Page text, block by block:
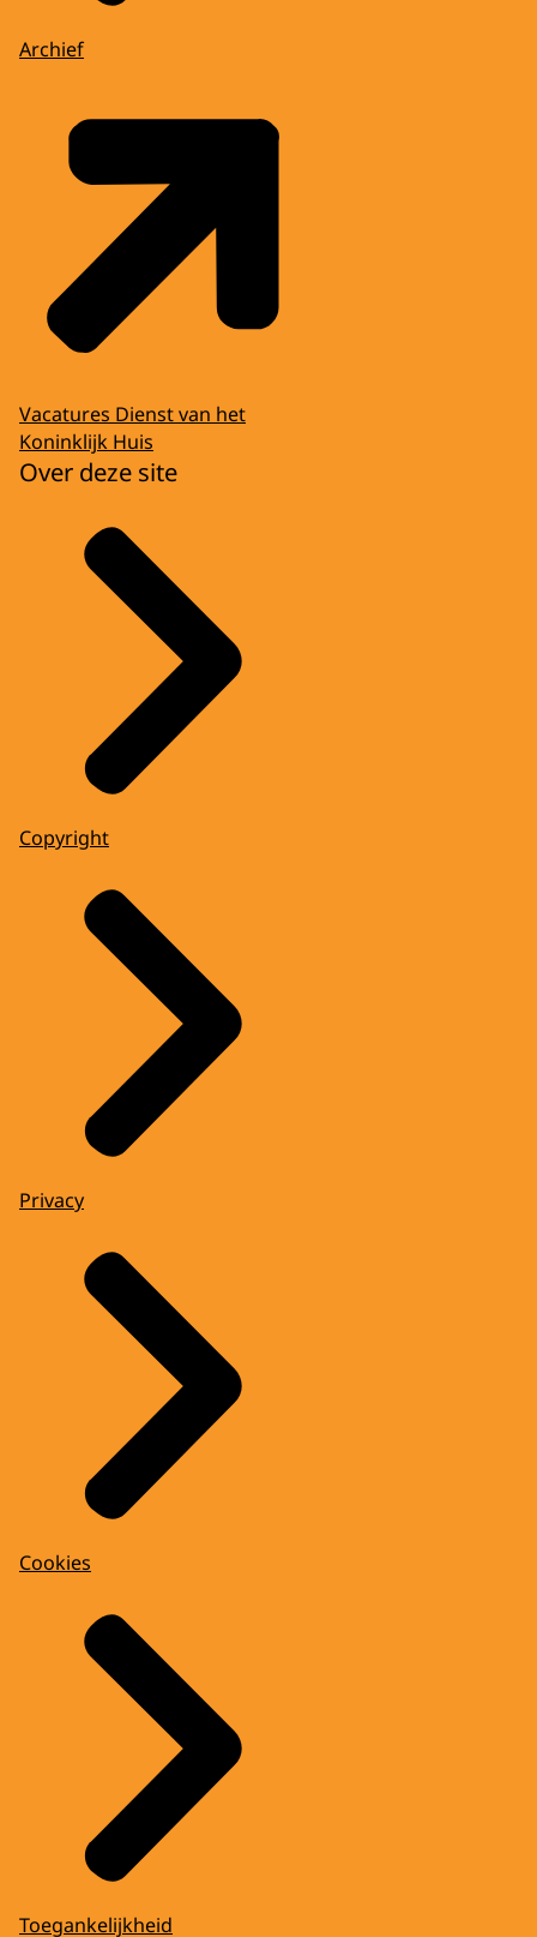
Archief
Vacatures Dienst van het
Koninklijk Huis
Over deze site
Copyright
Privacy
Cookies
Toegankelijkheid